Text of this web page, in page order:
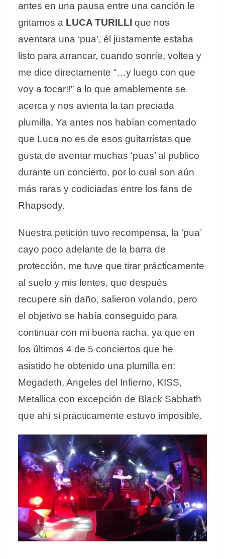
antes en una pausa entre una canción le
gritamos a LUCA TURILLI que nos
aventara una ‘pua’, él justamente estaba
listo para arrancar, cuando sonríe, voltea y
me dice directamente “…y luego con que
voy a tocar!!” a lo que amablemente se
acerca y nos avienta la tan preciada
plumilla. Ya antes nos habían comentado
que Luca no es de esos guitarristas que
gusta de aventar muchas ‘puas’ al publico
durante un concierto, por lo cual son aún
más raras y codiciadas entre los fans de
Rhapsody.
Nuestra petición tuvo recompensa, la ‘pua’
cayo poco adelante de la barra de
protección, me tuve que tirar prácticamente
al suelo y mis lentes, que después
recupere sin daño, salieron volando, pero
el objetivo se había conseguido para
continuar con mi buena racha, ya que en
los últimos 4 de 5 conciertos que he
asistido he obtenido una plumilla en:
Megadeth, Angeles del Infierno, KISS,
Metallica con excepción de Black Sabbath
que ahí si prácticamente estuvo imposible.